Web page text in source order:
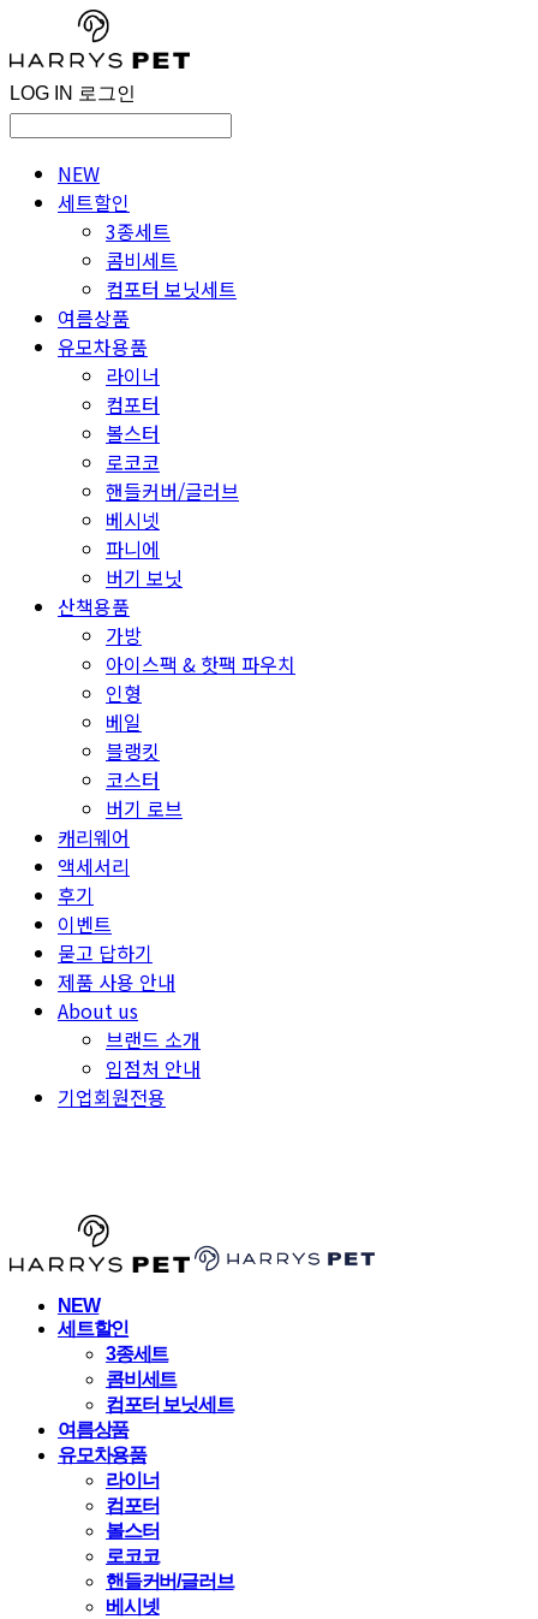
LOG IN 로그인
NEW
세트할인
3종세트
콤비세트
컴포터 보닛세트
여름상품
유모차용품
라이너
컴포터
볼스터
로코코
핸들커버/글러브
베시넷
파니에
버기 보닛
산책용품
가방
아이스팩 & 핫팩 파우치
인형
베일
블랭킷
코스터
버기 로브
캐리웨어
액세서리
후기
이벤트
묻고 답하기
제품 사용 안내
About us
브랜드 소개
입점처 안내
기업회원전용
NEW
세트할인
3종세트
콤비세트
컴포터 보닛세트
여름상품
유모차용품
라이너
컴포터
볼스터
로코코
핸들커버/글러브
베시넷